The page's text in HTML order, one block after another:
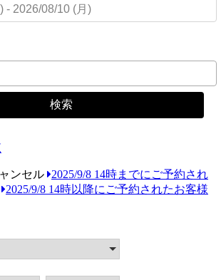
検索
ンセル
2025/9/8 14時までにご予約され
2025/9/8 14時以降にご予約されたお客様